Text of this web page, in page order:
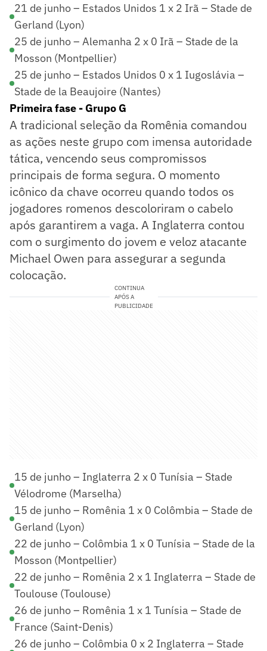
21 de junho – Estados Unidos 1 x 2 Irã – Stade de
Gerland (Lyon)
25 de junho – Alemanha 2 x 0 Irã – Stade de la
Mosson (Montpellier)
25 de junho – Estados Unidos 0 x 1 Iugoslávia –
Stade de la Beaujoire (Nantes)
Primeira fase - Grupo G
A tradicional seleção da Romênia comandou
as ações neste grupo com imensa autoridade
tática, vencendo seus compromissos
principais de forma segura. O momento
icônico da chave ocorreu quando todos os
jogadores romenos descoloriram o cabelo
após garantirem a vaga. A Inglaterra contou
com o surgimento do jovem e veloz atacante
Michael Owen para assegurar a segunda
colocação.
CONTINUA
APÓS A
PUBLICIDADE
15 de junho – Inglaterra 2 x 0 Tunísia – Stade
Vélodrome (Marselha)
15 de junho – Romênia 1 x 0 Colômbia – Stade de
Gerland (Lyon)
22 de junho – Colômbia 1 x 0 Tunísia – Stade de la
Mosson (Montpellier)
22 de junho – Romênia 2 x 1 Inglaterra – Stade de
Toulouse (Toulouse)
26 de junho – Romênia 1 x 1 Tunísia – Stade de
France (Saint-Denis)
26 de junho – Colômbia 0 x 2 Inglaterra – Stade